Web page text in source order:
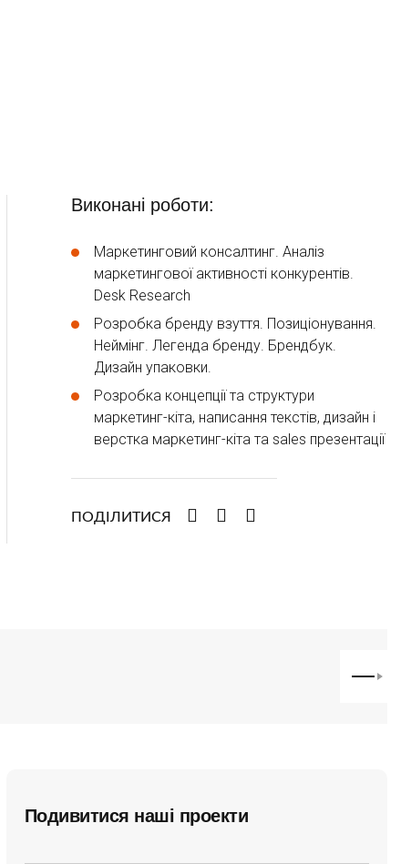
Виконані роботи:
Маркетинговий консалтинг. Аналіз
маркетингової активності конкурентів.
Desk Research
Розробка бренду взуття. Позиціонування.
Неймінг. Легенда бренду. Брендбук.
Дизайн упаковки.
Розробка концепції та структури
маркетинг-кіта, написання текстів, дизайн і
верстка маркетинг-кіта та sales презентації
ПОДІЛИТИСЯ
Подивитися наші проекти